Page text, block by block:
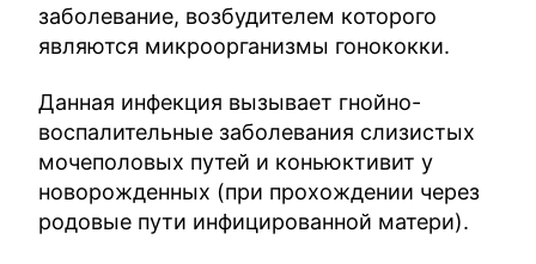
заболевание, возбудителем которого
являются микроорганизмы гонококки.
Данная инфекция вызывает гнойно-
воспалительные заболевания слизистых
мочеполовых путей и коньюктивит у
новорожденных (при прохождении через
родовые пути инфицированной матери).